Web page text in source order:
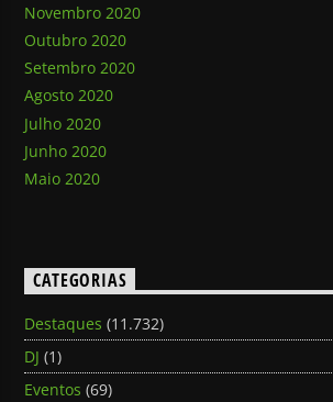
Novembro 2020
Outubro 2020
Setembro 2020
Agosto 2020
Julho 2020
Junho 2020
Maio 2020
CATEGORIAS
Destaques (11.732)
DJ (1)
Eventos (69)